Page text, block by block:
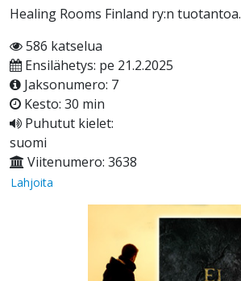
Healing Rooms Finland ry:n tuotantoa.
586 katselua
Ensilähetys: pe 21.2.2025
Jaksonumero: 7
Kesto: 30 min
Puhutut kielet:
suomi
Viitenumero: 3638
Lahjoita